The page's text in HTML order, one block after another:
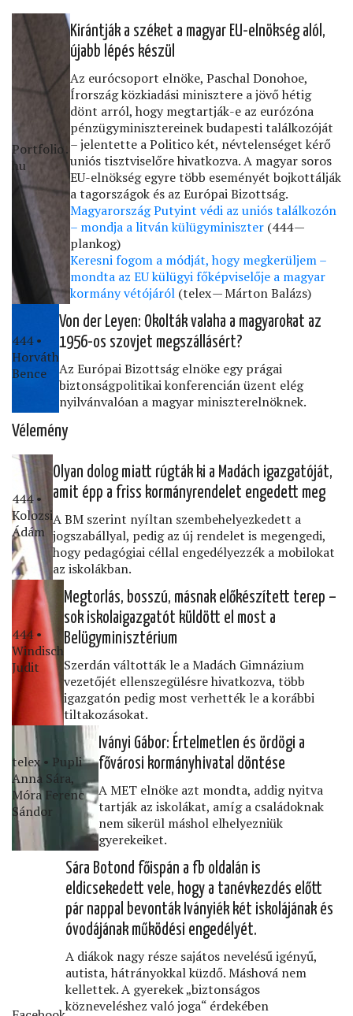
Portfolio․
hu
Kirántják a széket a magyar EU-elnökség alól,
újabb lépés készül
Az eurócsoport elnöke, Paschal Donohoe,
Írország közkiadási minisztere a jövő hétig
dönt arról, hogy megtartják-e az eurózóna
pénzügyminisztereinek budapesti találkozóját
– jelentette a Politico két, névtelenséget kérő
uniós tisztviselőre hivatkozva. A magyar soros
EU-elnökség egyre több eseményét bojkottálják
a tagországok és az Európai Bizottság.
Magyarország Putyint védi az uniós találkozón
– mondja a litván külügyminiszter (444 —
plankog)
Keresni fogom a módját, hogy megkerüljem –
mondta az EU külügyi főképviselője a magyar
kormány vétójáról (telex — Márton Balázs)
444 •
Horváth
Bence
Von der Leyen: Okolták valaha a magyarokat az
1956-os szovjet megszállásért?
Az Európai Bizottság elnöke egy prágai
biztonságpolitikai konferencián üzent elég
nyilvánvalóan a magyar miniszterelnöknek.
Vélemény
444 •
Kolozsi
Ádám
Olyan dolog miatt rúgták ki a Madách igazgatóját,
amit épp a friss kormányrendelet engedett meg
A BM szerint nyíltan szembehelyezkedett a
jogszabállyal, pedig az új rendelet is megengedi,
hogy pedagógiai céllal engedélyezzék a mobilokat
az iskolákban.
444 •
Windisch
Judit
Megtorlás, bosszú, másnak előkészített terep –
sok iskolaigazgatót küldött el most a
Belügyminisztérium
Szerdán váltották le a Madách Gimnázium
vezetőjét ellenszegülésre hivatkozva, több
igazgatón pedig most verhették le a korábbi
tiltakozásokat.
telex • Pupli
Anna Sára,
Móra Ferenc
Sándor
Iványi Gábor: Értelmetlen és ördögi a
fővárosi kormányhivatal döntése
A MET elnöke azt mondta, addig nyitva
tartják az iskolákat, amíg a családoknak
nem sikerül máshol elhelyezniük
gyerekeiket.
Sára Botond főispán a fb oldalán is
eldicsekedett vele, hogy a tanévkezdés előtt
pár nappal bevonták Iványiék két iskolájának és
óvodájának működési engedélyét.
A diákok nagy része sajátos nevelésű igényű,
autista, hátrányokkal küzdő. Máshová nem
kellettek. A gyerekek „biztonságos
közneveléshez való joga“ érdekében